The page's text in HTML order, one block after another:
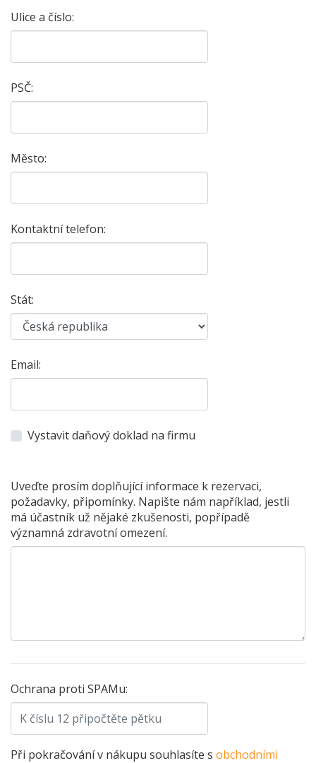
Ulice a číslo:
PSČ:
Město:
Kontaktní telefon:
Stát:
Email:
Vystavit daňový doklad na firmu
Uveďte prosím doplňující informace k rezervaci,
požadavky, připomínky. Napište nám například, jestli
má účastník už nějaké zkušenosti, popřípadě
významná zdravotní omezení.
Ochrana proti SPAMu:
Při pokračování v nákupu souhlasíte s obchodními